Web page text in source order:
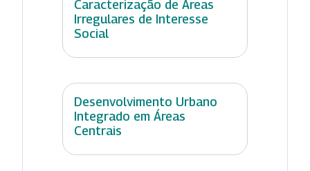
Caracterização de Áreas
Irregulares de Interesse
Social
Desenvolvimento Urbano
Integrado em Áreas
Centrais